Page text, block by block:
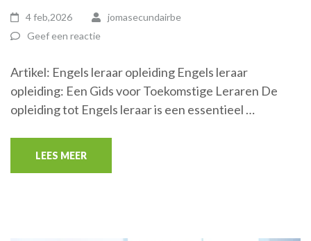
4 feb,2026
jomasecundairbe
Geef een reactie
Artikel: Engels leraar opleiding Engels leraar
opleiding: Een Gids voor Toekomstige Leraren De
opleiding tot Engels leraar is een essentieel …
LEES MEER